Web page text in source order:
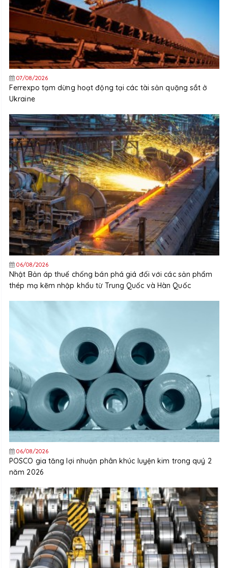
07/08/2026
Ferrexpo tạm dừng hoạt động tại các tài sản quặng sắt ở
Ukraine
06/08/2026
Nhật Bản áp thuế chống bán phá giá đối với các sản phẩm
thép mạ kẽm nhập khẩu từ Trung Quốc và Hàn Quốc
06/08/2026
POSCO gia tăng lợi nhuận phân khúc luyện kim trong quý 2
năm 2026